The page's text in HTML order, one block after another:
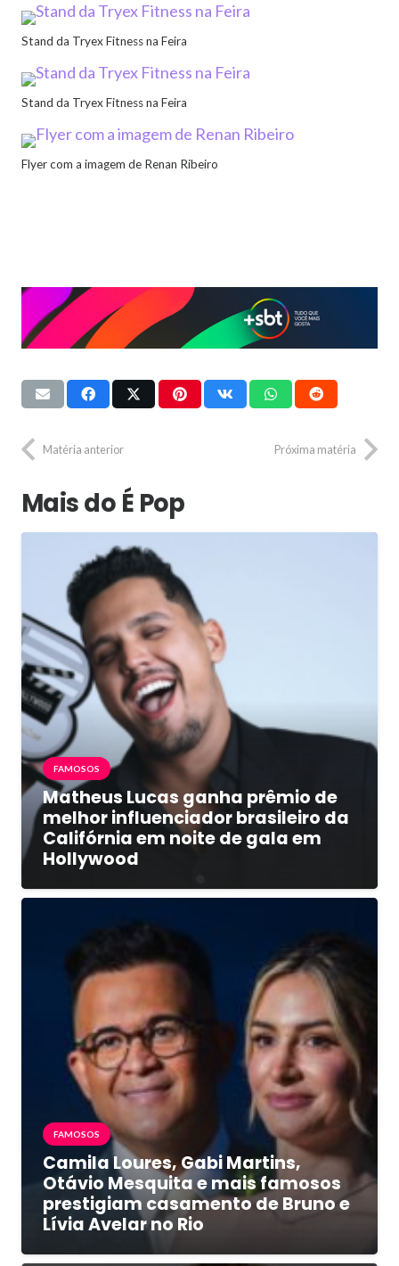
Stand da Tryex Fitness na Feira
Stand da Tryex Fitness na Feira
Flyer com a imagem de Renan Ribeiro
Matéria anterior Próxima matéria
Mais do É Pop
FAMOSOS
Matheus Lucas ganha prêmio de
melhor influenciador brasileiro da
Califórnia em noite de gala em
Hollywood
FAMOSOS
Camila Loures, Gabi Martins,
Otávio Mesquita e mais famosos
prestigiam casamento de Bruno e
Lívia Avelar no Rio